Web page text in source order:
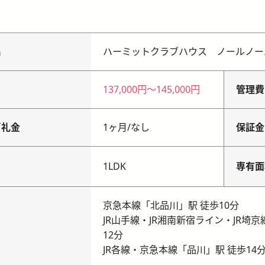
ハーミットクラブハウス ノールノ
137,000円〜145,000円 管理費
金 1ヶ月/なし 保証金
1LDK 専有
京急本線「北品川」駅 徒歩10分
JR山手線・JR湘南新宿ライン・JR埼
12分
JR各線・京急本線「品川」駅 徒歩14